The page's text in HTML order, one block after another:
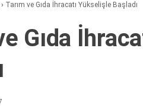
› Tarım ve Gıda İhracatı Yükselişle Başladı
Gıda